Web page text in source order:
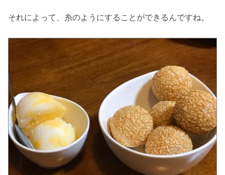
それによって、糸のようにすることができるんですね。